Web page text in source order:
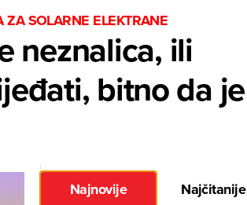
SOLARNE ELEKTRANE
neznalica, ili
bitno da je
Najnovije
Najčitanije